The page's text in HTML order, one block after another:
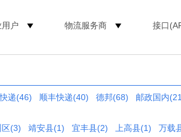
户 物流服务商 接口
递(46) 顺丰快递(40) 德邦(68) 邮政国内
区(3) 靖安县(1) 宜丰县(2) 上高县(1)
万载